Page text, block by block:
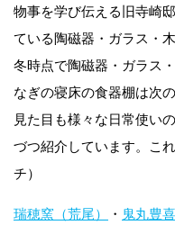
物事を学び伝える旧寺崎
ている陶磁器・ガラス・
冬時点で陶磁器・ガラス
なぎの寝床の食器棚は次
見た目も様々な日常使い
づつ紹介しています。こ
チ）
瑞穂窯（荒尾） ・ 鬼丸豊